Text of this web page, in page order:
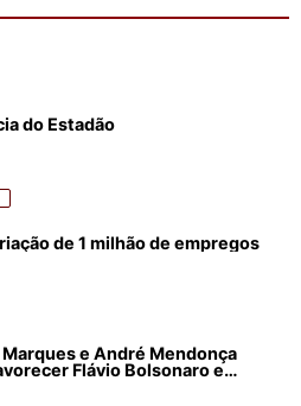
do Estadão
de 1 milhão de empregos
e André Mendonça
Flávio Bolsonaro e